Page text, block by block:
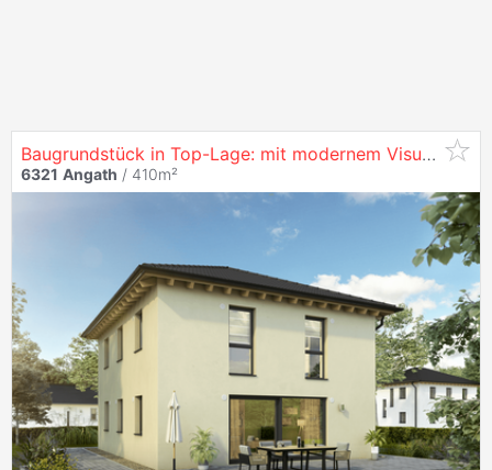
Baugrundstück in Top-Lage: mit modernem Visualisierungskonzept
6321 Angath / 410m²